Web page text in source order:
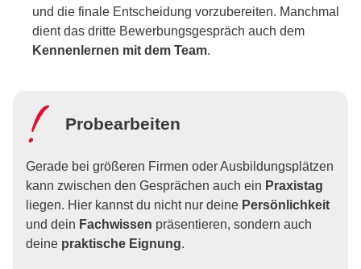
und die finale Entscheidung vorzubereiten. Manchmal
dient das dritte Bewerbungsgespräch auch dem
Kennenlernen mit dem Team.
Probearbeiten
Gerade bei größeren Firmen oder Ausbildungsplätzen
kann zwischen den Gesprächen auch ein Praxistag
liegen. Hier kannst du nicht nur deine Persönlichkeit
und dein Fachwissen präsentieren, sondern auch
deine praktische Eignung.